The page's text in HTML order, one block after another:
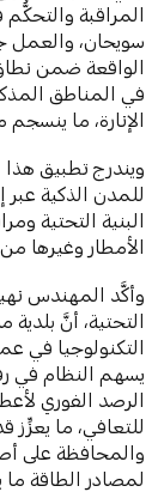
المراقبة
سويحان، والعمل
الواقعة ضمن
الإنارة، ما
ويندرج تطبيق هذا
للمدن الذكية عبر
البنية التحتية
الأمطار وغيرها
وأكَّد المهندس
التحتية، أنَّ
التكنولوجيا في
يسهم النظام في
الرصد الفوري
للتعافي، ما يعزِّز
والمحافظة على
لمصادر الطاقة ما